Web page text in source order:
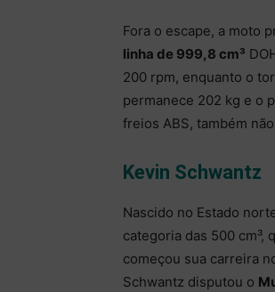
Fora o escape, a moto
linha de 999,8 cm³
200 rpm, enquanto o
permanece 202 kg e o
freios ABS, também
Kevin Schwantz
Nascido no Estado
categoria das 500 cm³,
começou sua carreira
Schwantz disputou o